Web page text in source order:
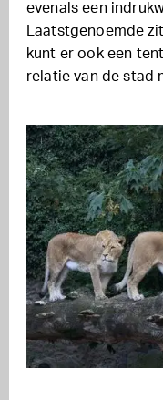
evenals een
Laatstgenoemde
kunt er ook een
relatie van de stad